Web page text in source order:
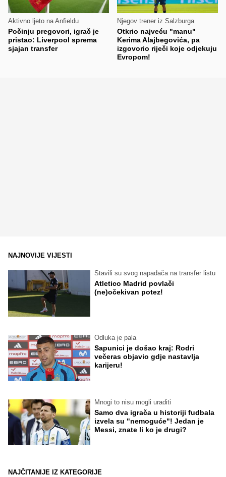
Aktivno ljeto na Anfieldu
Počinju pregovori, igrač je
pristao: Liverpool sprema
sjajan transfer
Njegov trener iz Salzburga
Otkrio najveću "manu"
Kerima Alajbegovića, pa
izgovorio riječi koje odjekuju
Evropom!
NAJNOVIJE VIJESTI
Stavili su svog napadača na transfer listu
Atletico Madrid povlači
(ne)očekivan potez!
Odluka je pala
Sapunici je došao kraj: Rodri
večeras objavio gdje nastavlja
karijeru!
Mnogi to nisu mogli uraditi
Samo dva igrača u historiji fudbala
izvela su "nemoguće"! Jedan je
Messi, znate li ko je drugi?
NAJČITANIJE IZ KATEGORIJE